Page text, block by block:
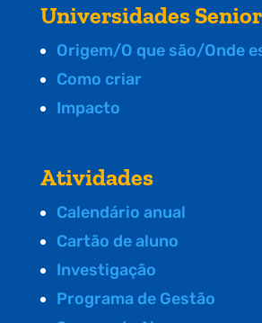
Universidades
Origem/O que são/Onde
Como criar
Impacto
Atividades
Calendário anual
Cartão de aluno
Investigação
Programa de Gestão